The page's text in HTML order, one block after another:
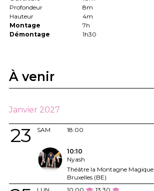
Profondeur
8m
Hauteur
4m
Montage
7h
Démontage
1h30
À venir
Janvier 2027
SAM
23 18:00
10:10
Nyash
Théâtre la Montagne Magique
Bruxelles (BE)